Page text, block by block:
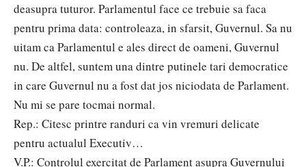
deasupra tuturor. Parlamentul face ce trebuie sa faca
pentru prima data: controleaza, in sfarsit, Guvernul. Sa nu
uitam ca Parlamentul e ales direct de oameni, Guvernul
nu. De altfel, suntem una dintre putinele tari democratice
in care Guvernul nu a fost dat jos niciodata de Parlament.
Nu mi se pare tocmai normal.
Rep.: Citesc printre randuri ca vin vremuri delicate
pentru actualul Executiv…
V.P.: Controlul exercitat de Parlament asupra Guvernului